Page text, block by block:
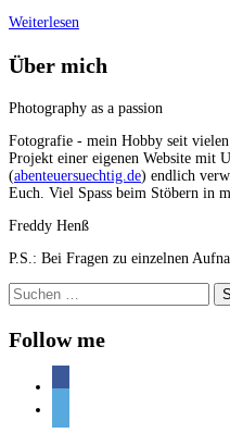
Weiterlesen
Über mich
Photography as a passion
Fotografie - mein Hobby seit
Projekt einer eigenen Website mit
(abenteuersuechtig.de) endlich
Euch. Viel Spass beim Stöbern in
Freddy Henß
P.S.: Bei Fragen zu einzelnen
Suchen
nach:
Follow me